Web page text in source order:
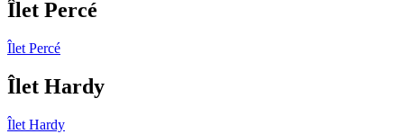
Îlet Percé
Îlet Percé
Îlet Hardy
Îlet Hardy